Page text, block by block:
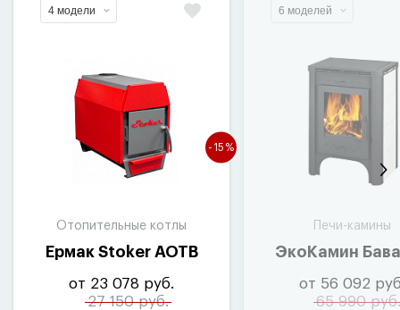
4 модели
-15%
Отопительные котлы
Ермак Stoker АОТВ
от 23 078 руб.
27 150 руб.
6 моделей
Печи-камины
ЭкоКамин
от 56 092
65 990 руб.